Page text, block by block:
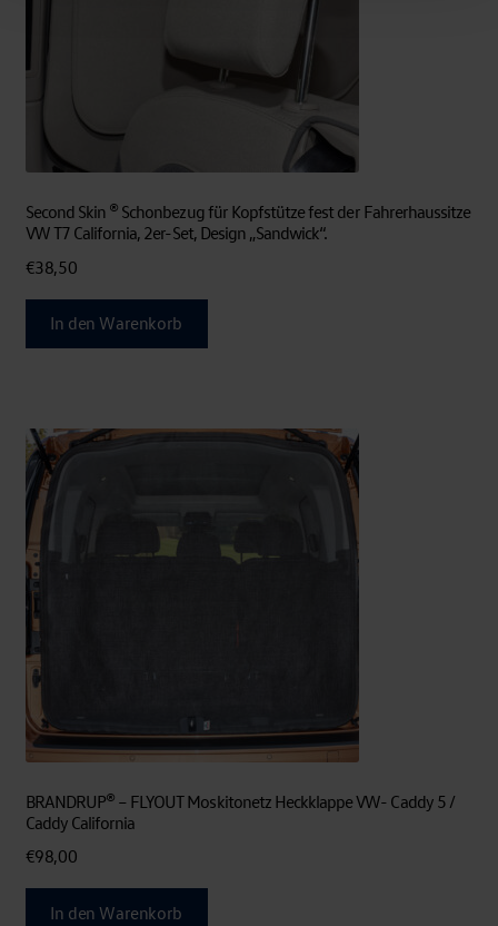
Second Skin ® Schonbezug für Kopfstütze fest der Fahrerhaussitze
VW T7 California, 2er-Set, Design „Sandwick“.
€38,50
In den Warenkorb
BRANDRUP® – FLYOUT Moskitonetz Heckklappe VW- Caddy 5 /
Caddy California
€98,00
In den Warenkorb